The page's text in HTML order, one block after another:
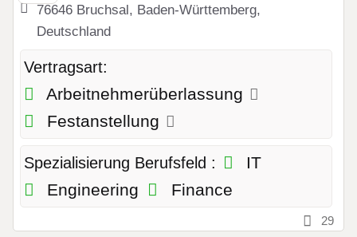
76646 Bruchsal, Baden-Württemberg,
Deutschland
Vertragsart:
Arbeitnehmerüberlassung
Festanstellung
Spezialisierung Berufsfeld :
IT
Engineering
Finance
29